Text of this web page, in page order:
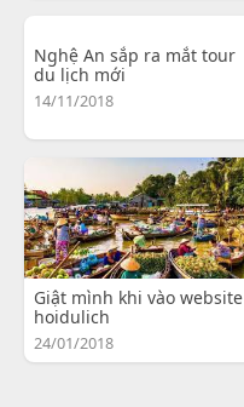
Nghệ An sắp ra mắt tour
du lịch mới
14/11/2018
Giật mình khi vào website
hoidulich
24/01/2018